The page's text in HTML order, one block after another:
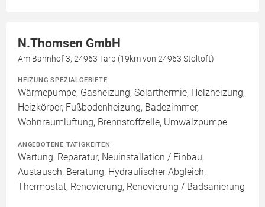
N.Thomsen GmbH
Am Bahnhof 3, 24963 Tarp (19km von 24963 Stoltoft)
HEIZUNG SPEZIALGEBIETE
Wärmepumpe, Gasheizung, Solarthermie, Holzheizung,
Heizkörper, Fußbodenheizung, Badezimmer,
Wohnraumlüftung, Brennstoffzelle, Umwälzpumpe
ANGEBOTENE TÄTIGKEITEN
Wartung, Reparatur, Neuinstallation / Einbau,
Austausch, Beratung, Hydraulischer Abgleich,
Thermostat, Renovierung, Renovierung / Badsanierung